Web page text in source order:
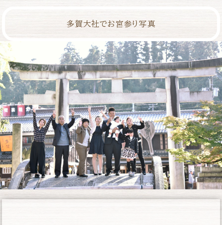
多賀大社でお宮参り写真